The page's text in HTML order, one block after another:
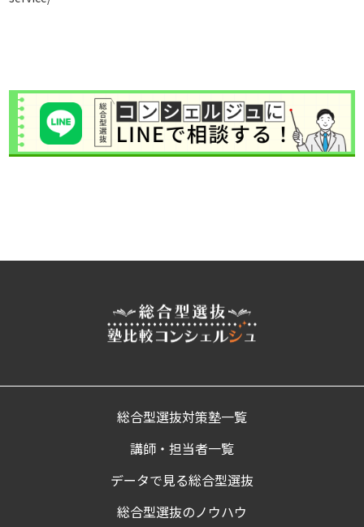
総合型選抜対策塾一覧
講師・担当者一覧
データで見る総合型選抜
総合型選抜のノウハウ